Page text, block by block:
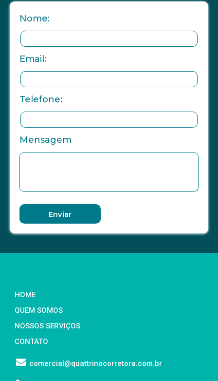
Nome:
Email:
Telefone:
Mensagem
Enviar
HOME
QUEM SOMOS
NOSSOS SERVIÇOS
CONTATO
comercial@quattrinocorretora.com.br